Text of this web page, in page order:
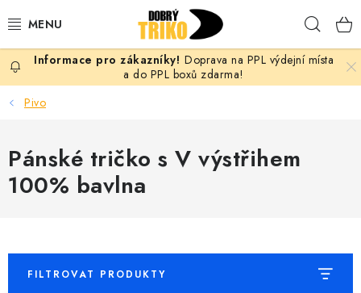
na
PRO ŽENY
PRO MUŽE
PRO DĚTI
DOPLŇKY
VLASTNÍ MOTIV
Doprava na PPL výdejní místa
a do PPL boxů zdarma!
Pivo
Pánské tričko s V výstřihem
100% bavlna
FILTROVAT PRODUKTY